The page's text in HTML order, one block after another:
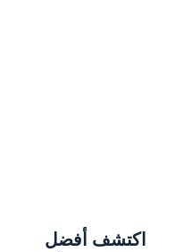
اكتشف أفضل